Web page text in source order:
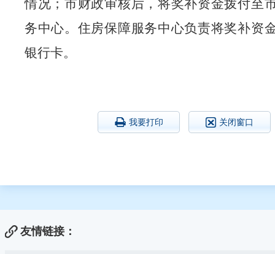
情况；市财政审核后，将奖补资金拨付至
务中心。住房保障服务中心负责将奖补资
银行卡。
我要打印 关闭窗口
友情链接：